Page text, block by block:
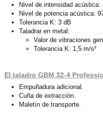
Nivel de intensidad acústica:
Nivel de potencia acústica:
Tolerancia K: 3 dB
Taladrar en metal:
Valor de vibraciones
Tolerancia K: 1,5 m/s²
El taladro GBM 32-4
Empuñadura adicional.
Cuña de extracción.
Maletín de transporte.